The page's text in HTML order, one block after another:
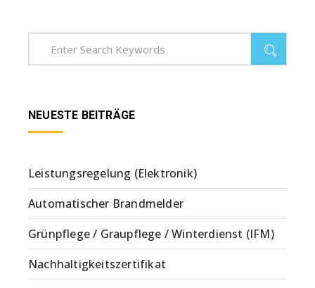
NEUESTE BEITRÄGE
Leistungsregelung (Elektronik)
Automatischer Brandmelder
Grünpflege / Graupflege / Winterdienst (IFM)
Nachhaltigkeitszertifikat